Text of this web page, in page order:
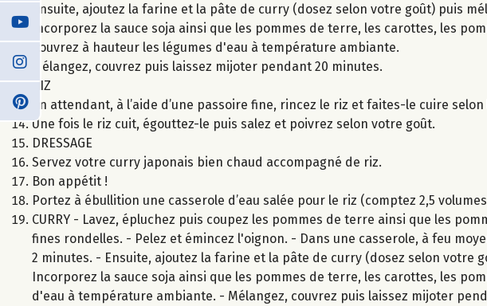
Ensuite, ajoutez la farine et la pâte de curry (dosez selon votre goût) puis
Incorporez la sauce soja ainsi que les pommes de terre, les carottes, les
Couvrez à hauteur les légumes d'eau à température ambiante.
Mélangez, couvrez puis laissez mijoter pendant 20 minutes.
RIZ
En attendant, à l’aide d’une passoire fine, rincez le riz et faites-le cuire
Une fois le riz cuit, égouttez-le puis salez et poivrez selon votre goût.
DRESSAGE
Servez votre curry japonais bien chaud accompagné de riz.
Bon appétit !
Portez à ébullition une casserole d’eau salée pour le riz (comptez 2,5
CURRY - Lavez, épluchez puis coupez les pommes de terre ainsi que les
fines rondelles. - Pelez et émincez l'oignon. - Dans une casserole, à feu
2 minutes. - Ensuite, ajoutez la farine et la pâte de curry (dosez selon votre
Incorporez la sauce soja ainsi que les pommes de terre, les carottes, les
d'eau à température ambiante. - Mélangez, couvrez puis laissez mijoter